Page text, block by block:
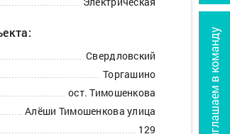
Приглашаем в команду
Свердловский
Торгашино
ост. Тимошенкова
Алёши Тимошенкова улица
129